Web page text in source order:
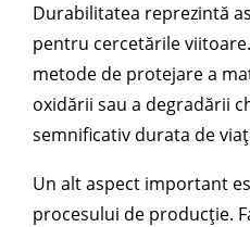
Durabilitatea reprezintă
pentru cercetările
metode de protejare a
oxidării sau a degradării
semnificativ durata de
Un alt aspect important
procesului de producție.